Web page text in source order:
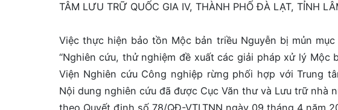
TÂM LƯU TRỮ QUỐC GIA IV, THÀNH PHỐ ĐÀ LẠT, TỈNH
Việc thực hiện bảo tồn Mộc bản triều Nguyễn bị mủn
“Nghiên cứu, thử nghiệm đề xuất các giải pháp xử lý Mộc
Viện Nghiên cứu Công nghiệp rừng phối hợp với Trung
Nội dung nghiên cứu đã được Cục Văn thư và Lưu trữ nhà